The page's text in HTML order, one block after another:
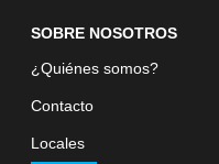
SOBRE NOSOTROS
¿Quiénes somos?
Contacto
Locales